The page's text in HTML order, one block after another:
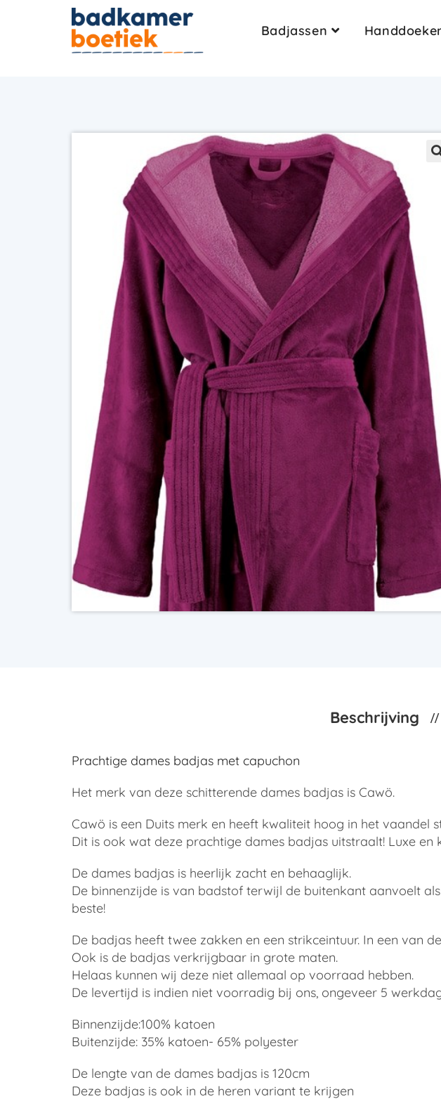
Badjassen
Beschrijving
Prachtige dames badjas met capuchon
Het merk van deze schitterende dames badjas is Cawö.
Cawö is een Duits merk en heeft kwaliteit hoog in het vaandel
Dit is ook wat deze prachtige dames badjas uitstraalt! Luxe en
De dames badjas is heerlijk zacht en behaaglijk.
De binnenzijde is van badstof terwijl de buitenkant aanvoelt
beste!
De badjas heeft twee zakken en een strikceintuur. In een van
Ook is de badjas verkrijgbaar in grote maten.
Helaas kunnen wij deze niet allemaal op voorraad hebben.
De levertijd is indien niet voorradig bij ons, ongeveer 5
Binnenzijde:100% katoen
Buitenzijde: 35% katoen- 65% polyester
De lengte van de dames badjas is 120cm
Deze badjas is ook in de heren variant te krijgen